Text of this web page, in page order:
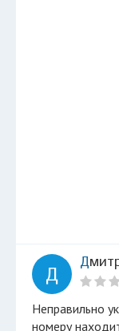
Д
Неправильно указан номер телефона. По этому
номеру